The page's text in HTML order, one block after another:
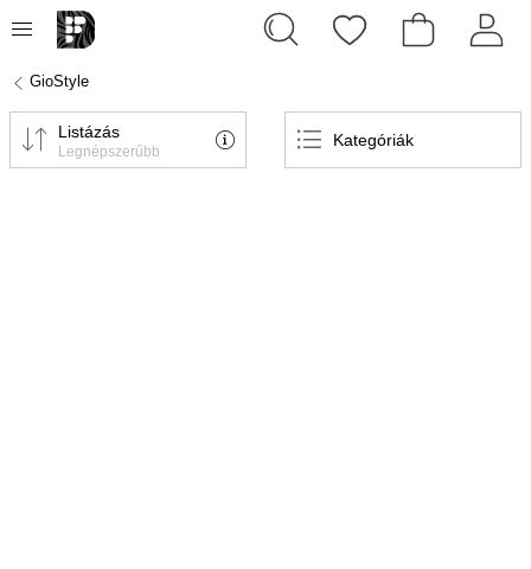
GioStyle
Kategóriák
Listázás
Legnépszerűbb